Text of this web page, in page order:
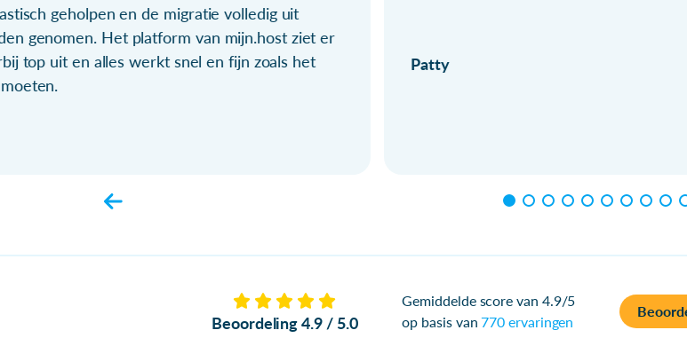
geholpen en de migratie volledig uit
genomen. Het platform van mijn.host ziet er
top uit en alles werkt snel en fijn zoals het
Patty
Beoordeling 4.9 / 5.0
Gemiddelde score van 4.9/5
op basis van770 ervaringen